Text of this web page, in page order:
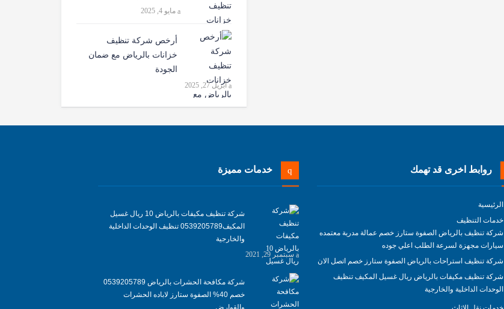
مايو 4, 2025
أرخص شركة تنظيف
خزانات بالرياض مع ضمان
الجودة
أبريل 27, 2025
روابط اخرى قد تهمك
الرئيسية
خدمات التنظيف
شركة تنظيف بالرياض الصفوة ستارز خصم عمالة مدربة معتمده
سيارات مجهزة لسرعة الطلب اعلي جوده
شركة تنظيف استراحات بالرياض الصفوة ستارز خصم اتصل الان
شركة تنظيف مكيفات بالرياض ريال غسيل المكيف تنظيف
الوحدات الداخلية والخارجية
خدمات مميزة
شركة تنظيف مكيفات بالرياض 10 ريال غسيل
المكيف0539205789 تنظيف الوحدات الداخلية
والخارجية
سبتمبر 29, 2021
شركة مكافحة الحشرات بالرياض 0539205789
خصم 40% الصفوة ستارز لاباده الحشرات
والقوارض